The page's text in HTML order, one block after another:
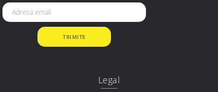
Legal